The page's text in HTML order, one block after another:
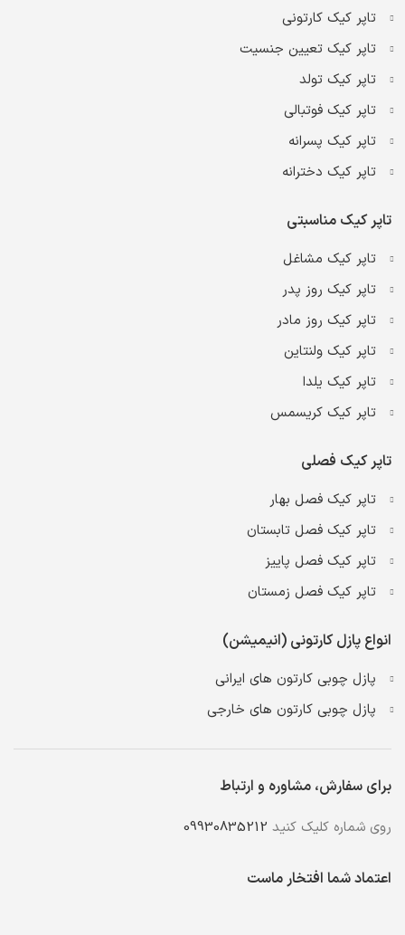
تاپر کیک کارتونی
تاپر کیک تعیین جنسیت
تاپر کیک تولد
تاپر کیک فوتبالی
تاپر کیک پسرانه
تاپر کیک دخترانه
تاپر کیک مناسبتی
تاپر کیک مشاغل
تاپر کیک روز پدر
تاپر کیک روز مادر
تاپر کیک ولنتاین
تاپر کیک یلدا
تاپر کیک کریسمس
تاپر کیک فصلی
تاپر کیک فصل بهار
تاپر کیک فصل تابستان
تاپر کیک فصل پاییز
تاپر کیک فصل زمستان
انواع پازل کارتونی (انیمیشن)
پازل چوبی کارتون های ایرانی
پازل چوبی کارتون های خارجی
برای سفارش، مشاوره و ارتباط
روی شماره کلیک کنید 09930835212
اعتماد شما افتخار ماست